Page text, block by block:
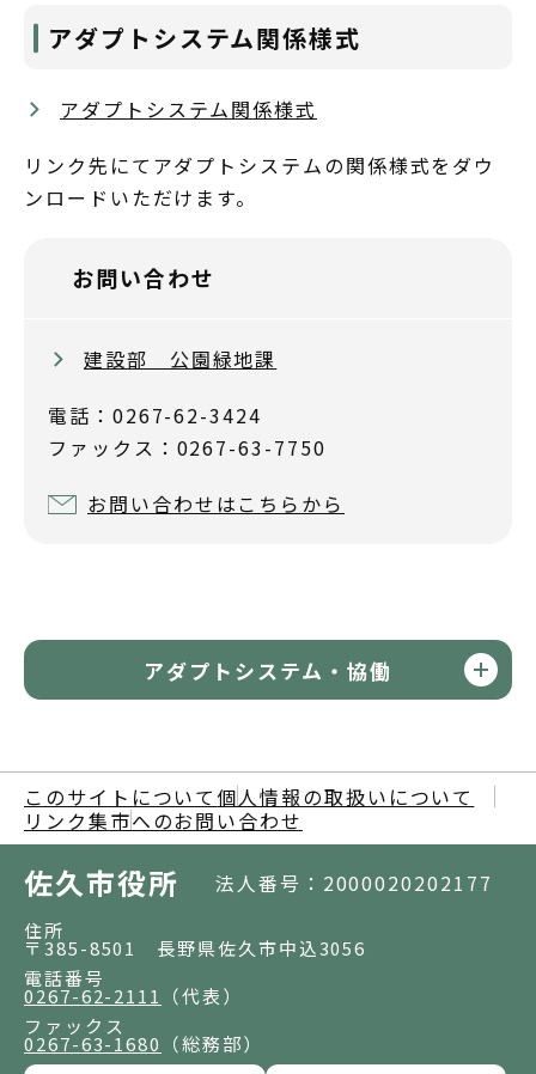
アダプトシステム関係様式
アダプトシステム関係様式
リンク先にてアダプトシステムの関係様式をダウ
ンロードいただけます。
お問い合わせ
建設部 公園緑地課
電話：0267-62-3424
ファックス：0267-63-7750
お問い合わせはこちらから
アダプトシステム・協働
このサイトについて 個人情報の取扱いについて
リンク集市へのお問い合わせ
佐久市役所 法人番号：2000020202177
住所
〒385-8501 長野県佐久市中込3056
電話番号
0267-62-2111
（代表）
ファックス
0267-63-1680 （総務部）